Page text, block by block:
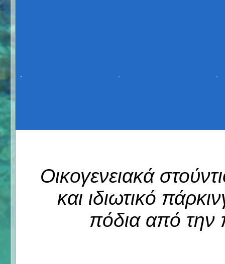
Οικογενειακά
και ιδιωτικό
πόδια από την